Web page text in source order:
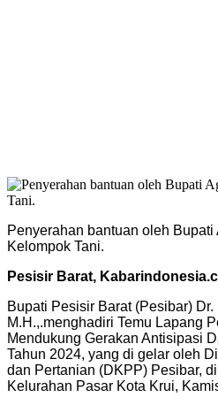
Penyerahan bantuan oleh
Kelompok Tani.
Pesisir Barat,
Bupati Pesisir Barat (Pesibar)
M.H.,.menghadiri Temu Lapang
Mendukung Gerakan Antisipasi
Tahun 2024, yang di gelar oleh
dan Pertanian (DKPP) Pesibar,
Kelurahan Pasar Kota Krui,